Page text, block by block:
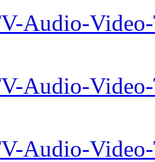
Audio-
Audio-
Audio-